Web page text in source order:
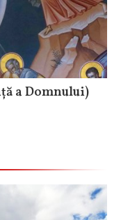
a Domnului)